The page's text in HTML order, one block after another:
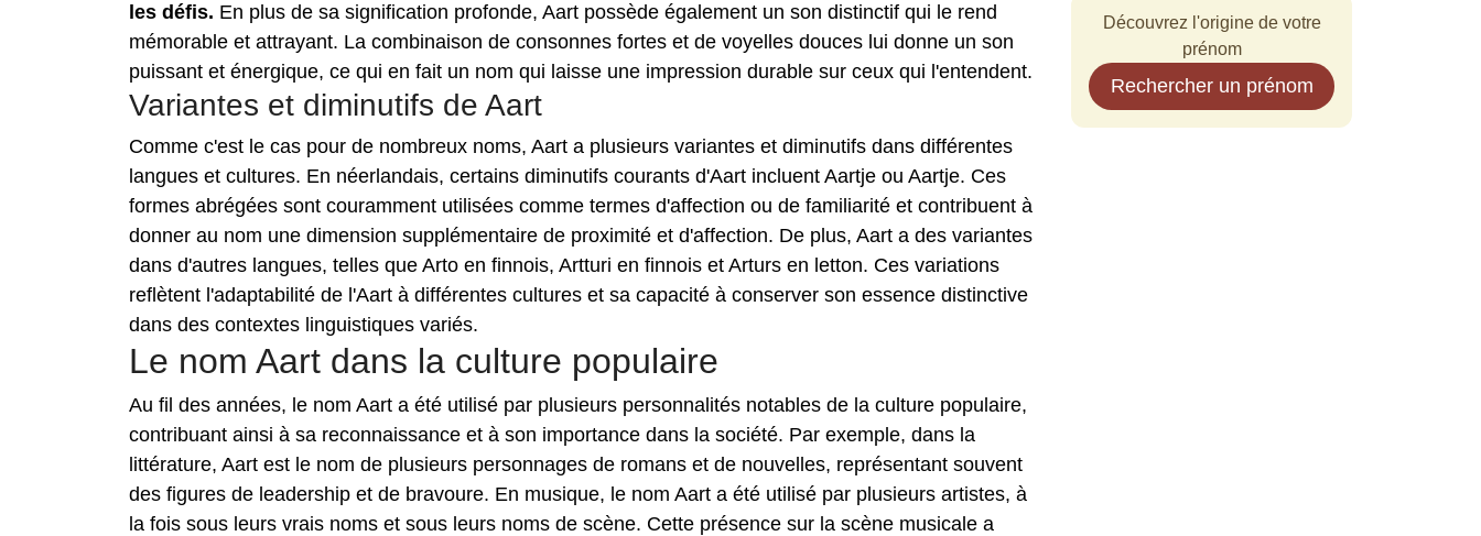
les défis. En plus de sa signification profonde, Aart possède également un son distinctif qui le rend
mémorable et attrayant. La combinaison de consonnes fortes et de voyelles douces lui donne un son
puissant et énergique, ce qui en fait un nom qui laisse une impression durable sur ceux qui l'entendent.
Variantes et diminutifs de Aart
Comme c'est le cas pour de nombreux noms, Aart a plusieurs variantes et diminutifs dans différentes
langues et cultures. En néerlandais, certains diminutifs courants d'Aart incluent Aartje ou Aartje. Ces
formes abrégées sont couramment utilisées comme termes d'affection ou de familiarité et contribuent à
donner au nom une dimension supplémentaire de proximité et d'affection. De plus, Aart a des variantes
dans d'autres langues, telles que Arto en finnois, Artturi en finnois et Arturs en letton. Ces variations
reflètent l'adaptabilité de l'Aart à différentes cultures et sa capacité à conserver son essence distinctive
dans des contextes linguistiques variés.
Le nom Aart dans la culture populaire
Au fil des années, le nom Aart a été utilisé par plusieurs personnalités notables de la culture populaire,
contribuant ainsi à sa reconnaissance et à son importance dans la société. Par exemple, dans la
littérature, Aart est le nom de plusieurs personnages de romans et de nouvelles, représentant souvent
des figures de leadership et de bravoure. En musique, le nom Aart a été utilisé par plusieurs artistes, à
la fois sous leurs vrais noms et sous leurs noms de scène. Cette présence sur la scène musicale a
Découvrez l'origine de votre
prénom
Rechercher un prénom